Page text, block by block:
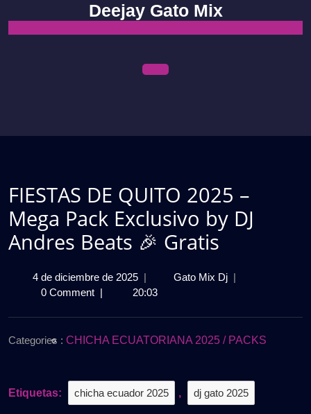
content
Deejay Gato Mix
FIESTAS DE QUITO 2025 –
Mega Pack Exclusivo by DJ
Andres Beats 🎉 Gratis
4 de diciembre de 20254
de
2025
| Gato Mix DjFIESTAS
–
Exclusivo
by
|
0 Comment | 20:03
Categories : CHICHA ECUATORIANA 2025 / PACKS
Etiquetas: chicha ecuador 2025 , dj gato 2025